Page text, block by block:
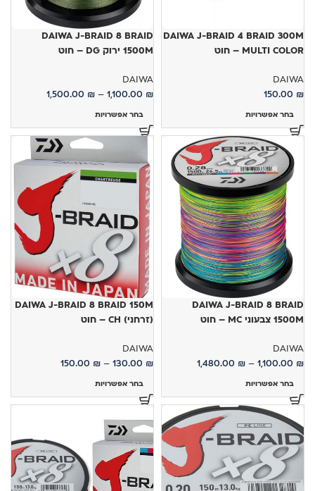
DAIWA J-BRAID 4 BRAID 300M
MULTI COLOR – חוט
DAIWA
150.00 ₪
בחר אפשרויות
DAIWA J-BRAID 8 BRAID
1500M ירוק DG – חוט
DAIWA
1,100.00 ₪
–
1,500.00 ₪
בחר אפשרויות
DAIWA J-BRAID 8 BRAID
1500M צבעוני MC – חוט
DAIWA
1,100.00 ₪
–
1,480.00 ₪
בחר אפשרויות
DAIWA J-BRAID 8 BRAID 150M
(זרחני) CH – חוט
DAIWA
130.00 ₪
–
150.00 ₪
בחר אפשרויות